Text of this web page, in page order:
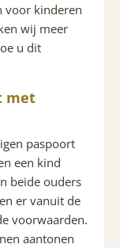
voor kinderen
wij meer
u dit
met
paspoort
een kind
beide ouders
er vanuit de
voorwaarden.
aantonen